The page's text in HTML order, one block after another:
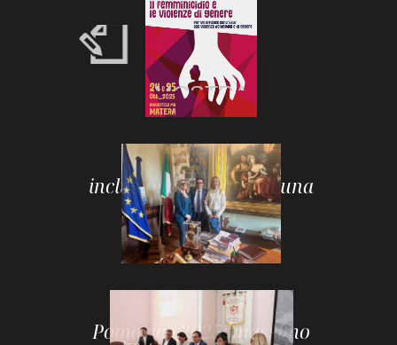
MOSTRA
Formazione, rispetto e
inclusione: il valore di una
pubblica
amministrazione
consapevole
MOSTRA
Pomarico 2025: massimo